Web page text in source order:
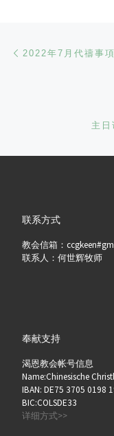
2022年7月代禱事項
主
联系方式
教会信箱：
联系人：何世辉牧师
奉献支持
渴恩教会帐号信息
Name:Chinesische
IBAN: DE75 3705 0198
BIC:COLSDE33
详细方式>>